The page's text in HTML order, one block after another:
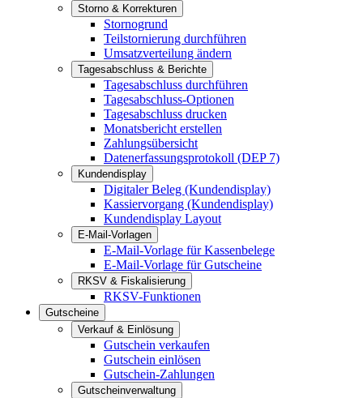
Storno & Korrekturen
Stornogrund
Teilstornierung durchführen
Umsatzverteilung ändern
Tagesabschluss & Berichte
Tagesabschluss durchführen
Tagesabschluss-Optionen
Tagesabschluss drucken
Monatsbericht erstellen
Zahlungsübersicht
Datenerfassungsprotokoll (DEP 7)
Kundendisplay
Digitaler Beleg (Kundendisplay)
Kassiervorgang (Kundendisplay)
Kundendisplay Layout
E-Mail-Vorlagen
E-Mail-Vorlage für Kassenbelege
E-Mail-Vorlage für Gutscheine
RKSV & Fiskalisierung
RKSV-Funktionen
Gutscheine
Verkauf & Einlösung
Gutschein verkaufen
Gutschein einlösen
Gutschein-Zahlungen
Gutscheinverwaltung